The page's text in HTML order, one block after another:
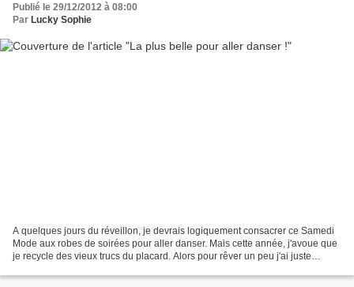
Publié le 29/12/2012 à 08:00
Par Lucky Sophie
A quelques jours du réveillon, je devrais logiquement consacrer ce Samedi
Mode aux robes de soirées pour aller danser. Mais cette année, j'avoue que
je recycle des vieux trucs du placard. Alors pour rêver un peu j'ai juste